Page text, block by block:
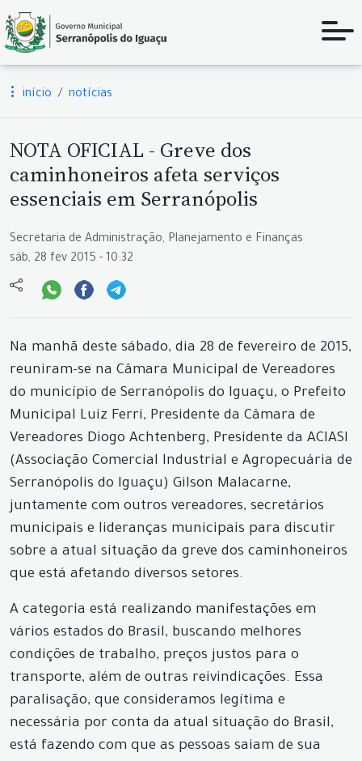
início notícias
NOTA OFICIAL - Greve dos
caminhoneiros afeta serviços
essenciais em Serranópolis
Secretaria de Administração, Planejamento e Finanças
sáb, 28 fev 2015 - 10:32
Na manhã deste sábado, dia 28 de fevereiro de 2015,
reuniram-se na Câmara Municipal de Vereadores
do município de Serranópolis do Iguaçu, o Prefeito
Municipal Luiz Ferri, Presidente da Câmara de
Vereadores Diogo Achtenberg, Presidente da ACIASI
(Associação Comercial Industrial e Agropecuária de
Serranópolis do Iguaçu) Gilson Malacarne,
juntamente com outros vereadores, secretários
municipais e lideranças municipais para discutir
sobre a atual situação da greve dos caminhoneiros
que está afetando diversos setores.
A categoria está realizando manifestações em
vários estados do Brasil, buscando melhores
condições de trabalho, preços justos para o
transporte, além de outras reivindicações. Essa
paralisação, que consideramos legítima e
necessária por conta da atual situação do Brasil,
está fazendo com que as pessoas saiam de sua